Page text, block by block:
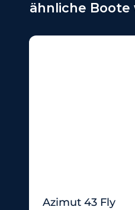
ähnliche Boote
Azimut 43 Fly